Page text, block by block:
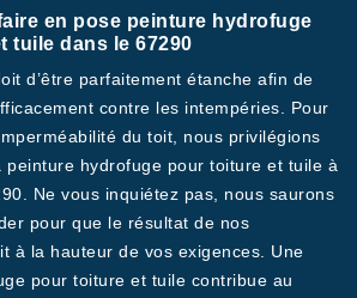
en pose peinture hydrofuge
tuile dans le 67290
d’être parfaitement étanche afin de
contre les intempéries. Pour
du toit, nous privilégions
peinture hydrofuge pour toiture et tuile à
Ne vous inquiétez pas, nous saurons
pour que le résultat de nos
à la hauteur de vos exigences. Une
pour toiture et tuile contribue au